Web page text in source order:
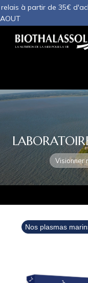
35€ d'achat, PAS
LA NUTRITION DE LA MER POUR LA VIE
Visionner
Nos plasmas
Panneau de gestion